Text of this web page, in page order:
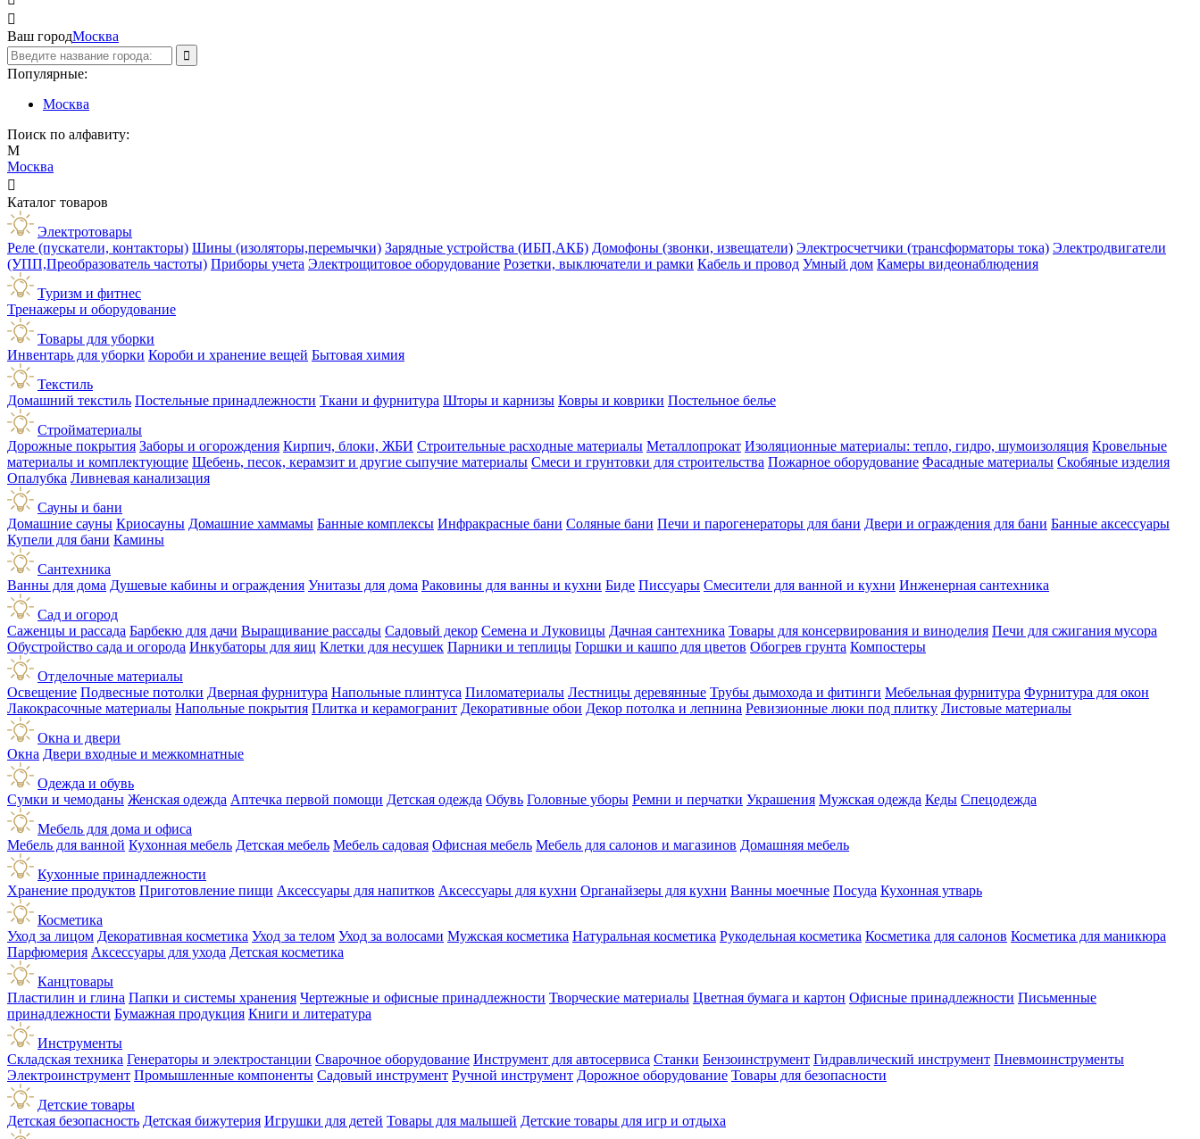

Ваш городМосква
Популярные:
Москва
Поиск по алфавиту:
М
Москва

Каталог товаров
Электротовары
Реле (пускатели, контакторы) Шины (изоляторы,перемычки) Зарядные устройства (ИБП,АКБ) Домофоны (звонки, извещатели) Электросчетчики (трансформаторы тока) Электродвигатели
(УПП,Преобразователь частоты) Приборы учета Электрощитовое оборудование Розетки, выключатели и рамки Кабель и провод Умный дом Камеры видеонаблюдения
Туризм и фитнес
Тренажеры и оборудование
Товары для уборки
Инвентарь для уборки Короби и хранение вещей Бытовая химия
Текстиль
Домашний текстиль Постельные принадлежности Ткани и фурнитура Шторы и карнизы Ковры и коврики Постельное белье
Стройматериалы
Дорожные покрытия Заборы и огорождения Кирпич, блоки, ЖБИ Строительные расходные материалы Металлопрокат Изоляционные материалы: тепло, гидро, шумоизоляция Кровельные
материалы и комплектующие Щебень, песок, керамзит и другие сыпучие материалы Смеси и грунтовки для строительства Пожарное оборудование Фасадные материалы Скобяные изделия
Опалубка Ливневая канализация
Сауны и бани
Домашние сауны Криосауны Домашние хаммамы Банные комплексы Инфракрасные бани Соляные бани Печи и парогенераторы для бани Двери и ограждения для бани Банные аксессуары
Купели для бани Камины
Сантехника
Ванны для дома Душевые кабины и ограждения Унитазы для дома Раковины для ванны и кухни Биде Писсуары Смесители для ванной и кухни Инженерная сантехника
Сад и огород
Саженцы и рассада Барбекю для дачи Выращивание рассады Садовый декор Семена и Луковицы Дачная сантехника Товары для консервирования и виноделия Печи для сжигания мусора
Обустройство сада и огорода Инкубаторы для яиц Клетки для несушек Парники и теплицы Горшки и кашпо для цветов Обогрев грунта Компостеры
Отделочные материалы
Освещение Подвесные потолки Дверная фурнитура Напольные плинтуса Пиломатериалы Лестницы деревянные Трубы дымохода и фитинги Мебельная фурнитура Фурнитура для окон
Лакокрасочные материалы Напольные покрытия Плитка и керамогранит Декоративные обои Декор потолка и лепнина Ревизионные люки под плитку Листовые материалы
Окна и двери
Окна Двери входные и межкомнатные
Одежда и обувь
Сумки и чемоданы Женская одежда Аптечка первой помощи Детская одежда Обувь Головные уборы Ремни и перчатки Украшения Мужская одежда Кеды Спецодежда
Мебель для дома и офиса
Мебель для ванной Кухонная мебель Детская мебель Мебель садовая Офисная мебель Мебель для салонов и магазинов Домашняя мебель
Кухонные принадлежности
Хранение продуктов Приготовление пищи Аксессуары для напитков Аксессуары для кухни Органайзеры для кухни Ванны моечные Посуда Кухонная утварь
Косметика
Уход за лицом Декоративная косметика Уход за телом Уход за волосами Мужская косметика Натуральная косметика Рукодельная косметика Косметика для салонов Косметика для маникюра
Парфюмерия Аксессуары для ухода Детская косметика
Канцтовары
Пластилин и глина Папки и системы хранения Чертежные и офисные принадлежности Творческие материалы Цветная бумага и картон Офисные принадлежности Письменные
принадлежности Бумажная продукция Книги и литература
Инструменты
Складская техника Генераторы и электростанции Сварочное оборудование Инструмент для автосервиса Станки Бензоинструмент Гидравлический инструмент Пневмоинструменты
Электроинструмент Промышленные компоненты Садовый инструмент Ручной инструмент Дорожное оборудование Товары для безопасности
Детские товары
Детская безопасность Детская бижутерия Игрушки для детей Товары для малышей Детские товары для игр и отдыха